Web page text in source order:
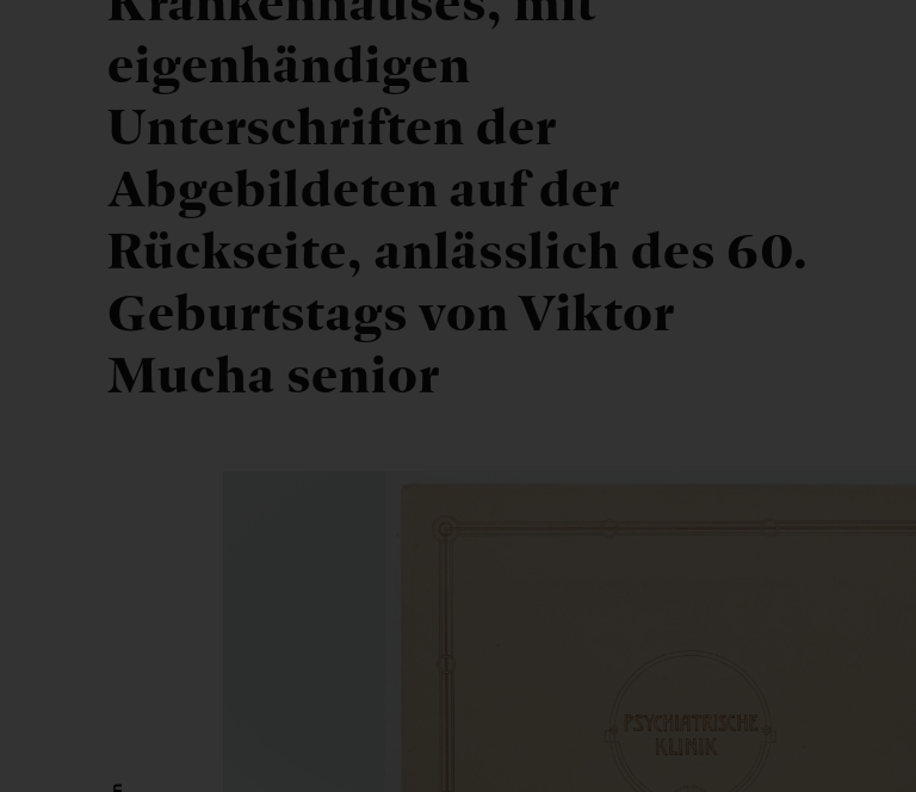
eigenhändigen
Unterschriften der
Abgebildeten auf der
Rückseite, anlässlich des 60.
Geburtstags von Viktor
Mucha senior